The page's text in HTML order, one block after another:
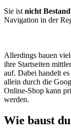
Sie ist nicht
Navigation in der
Allerdings bauen
ihre Startseiten
auf. Dabei handelt
allein durch die
Online-Shop kann
werden.
Wie baust du